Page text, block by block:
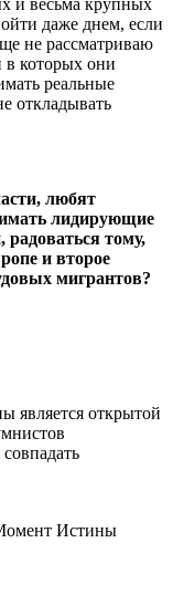
даже днем, если
не рассматриваю
в которых они
реальные
откладывать
любят
лидирующие
радоваться тому,
и второе
мигрантов?
открытой
Истины